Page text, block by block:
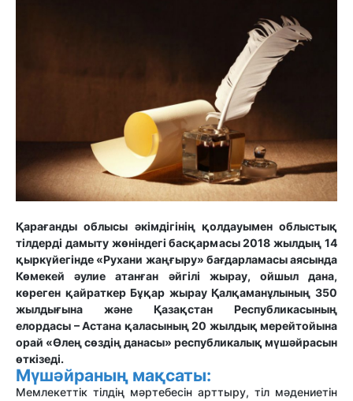
Қарағанды облысы әкімдігінің қолдауымен облыстық
тілдерді дамыту жөніндегі басқармасы 2018 жылдың 14
қыркүйегінде «Рухани жаңғыру» бағдарламасы аясында
Көмекей әулие атанған әйгілі жырау, ойшыл дана,
көреген қайраткер Бұқар жырау Қалқаманұлының 350
жылдығына және Қазақстан Республикасының
елордасы – Астана қаласының 20 жылдық мерейтойына
орай «Өлең сөздің данасы» республикалық мүшәйрасын
өткізеді.
Мүшәйраның мақсаты:
Мемлекеттік тілдің мәртебесін арттыру, тіл мәдениетін